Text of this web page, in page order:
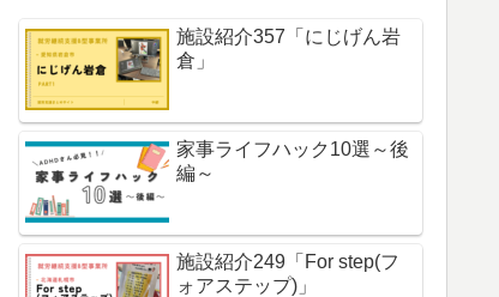
施設紹介357「にじげん岩
倉」
家事ライフハック10選～後
編～
施設紹介249「For step(フ
ォアステップ)」